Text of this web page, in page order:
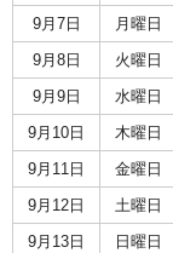
9月7日
月曜日
9月8日
火曜日
9月9日
水曜日
9月10日
木曜日
9月11日
金曜日
9月12日
土曜日
9月13日
日曜日